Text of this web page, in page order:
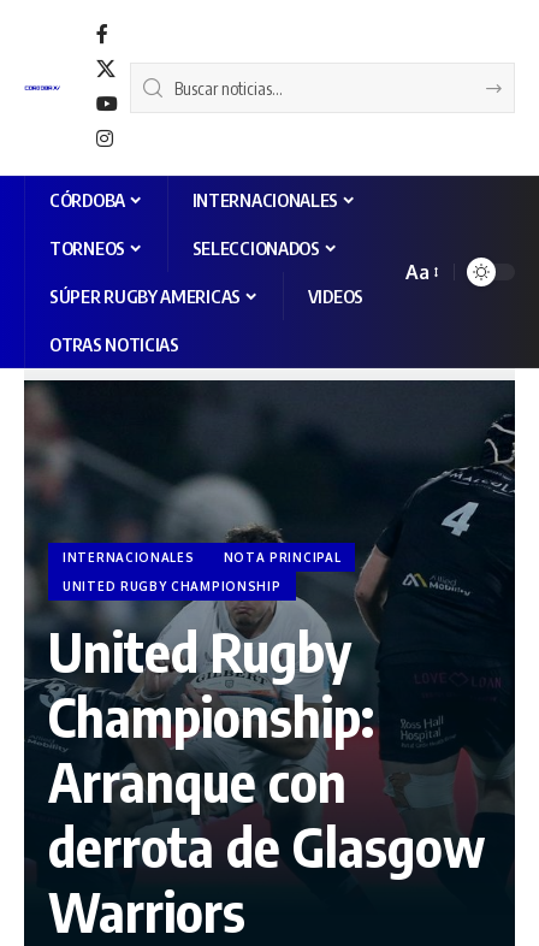
CÓRDOBA INTERNACIONALES
TORNEOS SELECCIONADOS
SÚPER RUGBY AMERICAS VIDEOS
OTRAS NOTICIAS
Aa
INTERNACIONALES
NOTA PRINCIPAL
UNITED RUGBY CHAMPIONSHIP
United Rugby
Championship:
Arranque con
derrota de Glasgow
Warriors